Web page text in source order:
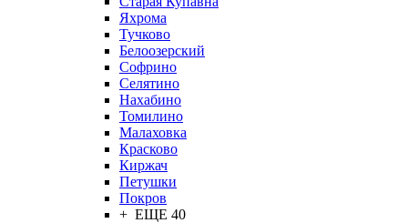
Яхрома
Тучково
Белоозерский
Софрино
Селятино
Нахабино
Томилино
Малаховка
Красково
Киржач
Петушки
Покров
+ ЕЩЕ 40